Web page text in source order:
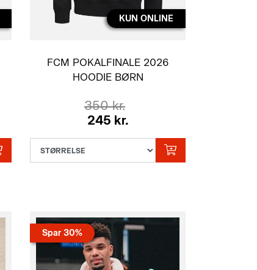
KUN ONLINE
FCM POKALFINALE 2026
HOODIE BØRN
350 kr.
245 kr.
Spar 30%